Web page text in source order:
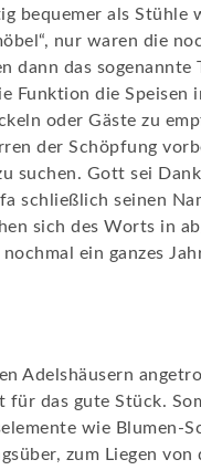
bequemer als Stühle
nur waren die
dann das
Funktion die Speisen
oder Gäste zu
der Schöpfung
suchen. Gott sei
schließlich seinen
sich des Worts in
nochmal ein ganzes
Adelshäusern
das gute Stück.
wie Blumen-
zum Liegen